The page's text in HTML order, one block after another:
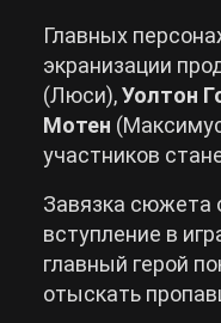
Главных
экранизации
(Люси),Уолтон
Мотен
участников
Завязка сюжета
вступление в
главный герой
отыскать